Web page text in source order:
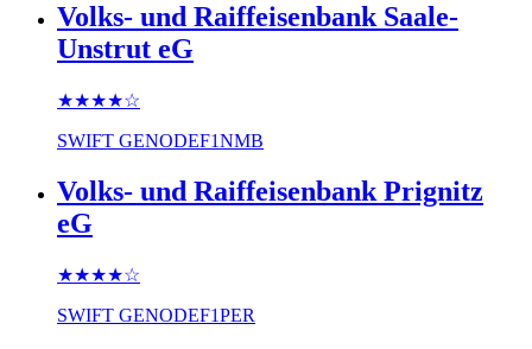
Volks- und Raiffeisenbank Saale-
Unstrut eG
★★★★☆
SWIFT GENODEF1NMB
Volks- und Raiffeisenbank Prignitz
eG
★★★★☆
SWIFT GENODEF1PER